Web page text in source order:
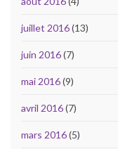
juillet 2016(13)
juin 2016(7)
mai 2016(9)
avril 2016(7)
mars 2016(5)